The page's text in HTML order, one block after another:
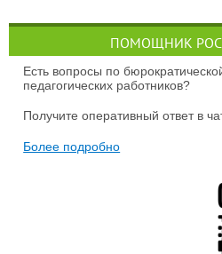
ПОМОЩНИК
Есть вопросы по
педагогических работников?
Получите оперативный ответ в
Более подробно